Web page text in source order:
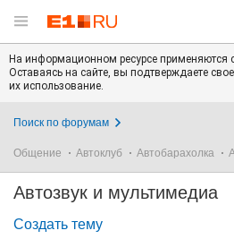
На информационном ресурсе применяются
Оставаясь на сайте, вы подтверждаете свое
их использование.
Поиск по форумам
Общение Автоклуб Автобарахолка
Автозвук и мультимедиа
Создать тему